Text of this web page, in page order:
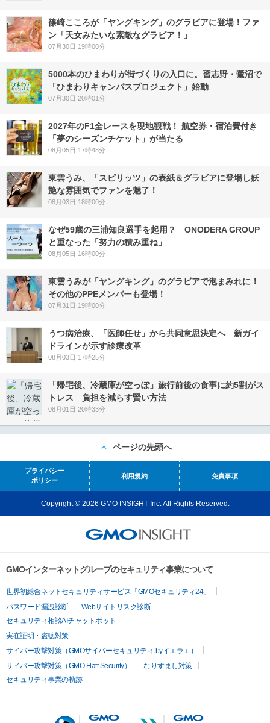
篠崎こころが「ヤングキング」のグラビアに登場！ファ
ン「天女みたいな素敵なグラビア！」
07月30日 19時00分
5000本のひまわりが街づくりの入口に。習志野・鷺沼で
「ひまわりキャンパスプロジェクト」始動
07月30日 20時01分
2027年のF1全レースを現地観戦！ 航空券・宿泊費付き
「夢のシーズンチケット」が当たる
08月05日 17時48分
東雲うみ、「スピリッツ」の表紙＆グラビアに登場し妖
艶な雰囲気でファンを魅了！
08月03日 18時00分
なぜ59歳の三浦知良選手を起用？ ONODERA GROUP
と重なった「努力の積み重ね」
08月05日 16時00分
東雲うみが「ヤングキング」のグラビアで泡まみれに！
その他のPPEメンバーも登場！
07月31日 19時00分
うつ病治療、「医師任せ」から共同意思決定へ 新ガイ
ドラインが示す診療改革
08月03日 17時25分
「帰宅後、冷蔵庫が空っぽ」旅行前後の食事に約5割がス
トレス 負担を減らす賢い方法
08月01日 20時33分
ページの先頭へ
プライバシー
ポリシー
利用規約 免責事項
Copyright © 2026 GMO INSIGHT Inc. All Rights Reserved.
GMOインターネットグループのセキュリティ事業について
世界初総合ネットセキュリティサービス「GMOセキュリティ24」
パスワード漏洩診断
Webサイトリスク診断
セキュリティ相談AIチャットボット
実在証明・盗聴対策
サイバー攻撃対策（GMOサイバーセキュリティ byイエラエ）
サイバー攻撃対策（GMO Flatt Security）
なりすまし対策
セキュリティ事業の軌跡